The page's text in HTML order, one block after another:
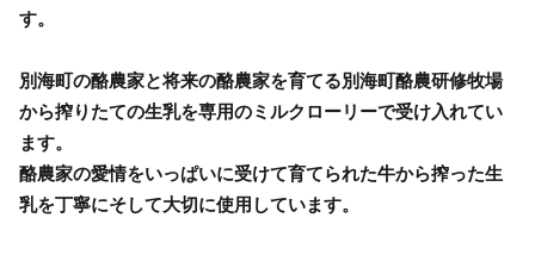
す。
別海町の酪農家と将来の酪農家を育てる別海町酪農研修牧場
から搾りたての生乳を専用のミルクローリーで受け入れてい
ます。
酪農家の愛情をいっぱいに受けて育てられた牛から搾った生
乳を丁寧にそして大切に使用しています。